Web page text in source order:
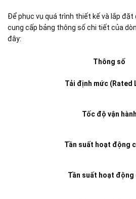
Để phục vụ quá trình thiết kế và lắp đặt
cung cấp bảng thông số chi tiết của
đây:
Thông số
Tải định mức (Rated
Tốc độ vận hành
Tần suất hoạt động
Tần suất hoạt động